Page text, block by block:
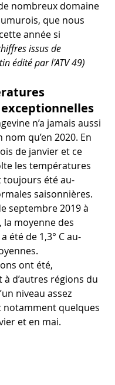
nombreux domaine
que nous
année si
issus de
édité par l'ATV 49)
n’a jamais aussi
qu’en 2020. En
de janvier et ce
les températures
toujours été au-
saisonnières.
septembre 2019 à
la moyenne des
été de 1,3° C au-
ont été,
d’autres régions du
niveau assez
notamment quelques
et en mai.